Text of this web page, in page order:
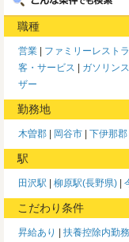
職種
営業 ファミリーレスト
客・サービス
ガソリン
ザー
勤務地
木曽郡 岡谷市 下伊那郡
駅
田沢駅 柳原駅(長野県)
こだわり条件
昇給あり 扶養控除内勤